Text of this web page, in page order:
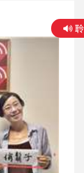
道交會形成
船與水運節
淡去，但
水域重新
文化、水
事長提
的競技運
，不僅有
競賽。黃
區分為200
，每一種長